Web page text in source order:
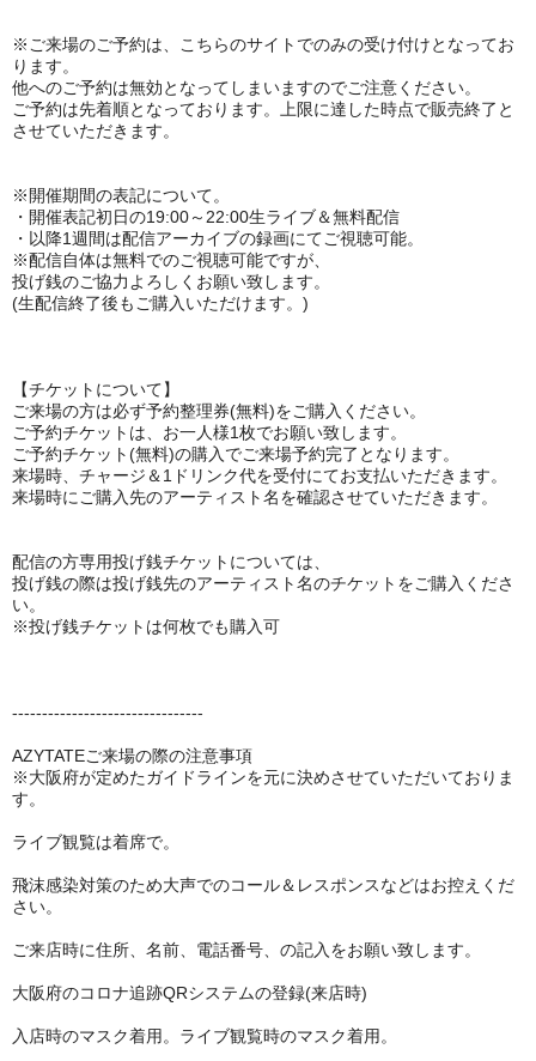
※ご来場のご予約は、
こちらのサイトでのみの受け付けとなってお
ります。
他へのご予約は無効となってしまいますのでご注意ください。
ご予約は先着順となっております。上限に達した時点で販売終了と
させていただきます。
※開催期間の表記について。
・開催表記初日の19:00～22:00生ライブ＆無料配信
・以降1週間は配信アーカイブの録画にてご視聴可能。
※配信自体は無料でのご視聴可能ですが、
投げ銭のご協力よろしくお願い致します。
(生配信終了後もご購入いただけます。)
【チケットについて】
ご来場の方は必ず予約整理券(無料)をご購入ください。
ご予約チケットは、お一人様1枚でお願い致します。
ご予約チケット(無料)の購入でご来場予約完了となります。
来場時、チャージ＆1ドリンク代を受付にてお支払いただきます。
来場時にご購入先のアーティスト名を確認させていただきます。
配信の方専用投げ銭チケットについては、
投げ銭の際は投げ銭先のアーティスト名のチケットをご購入くださ
い。
※投げ銭チケットは何枚でも購入可
--------------------------------
AZYTATEご来場の際の注意事項
※大阪府が定めたガイドラインを元に決めさせていただいておりま
す。
ライブ観覧は着席で。
飛沫感染対策のため大声でのコール＆レスポンスなどはお控えくだ
さい。
ご来店時に住所、名前、電話番号、の記入をお願い致します。
大阪府のコロナ追跡QRシステムの登録(来店時)
入店時のマスク着用。ライブ観覧時のマスク着用。